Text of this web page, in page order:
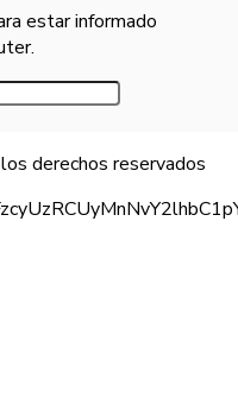
estar informado
derechos reservados